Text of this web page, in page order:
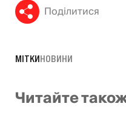
Поділитися
МІТКИНОВИНИ
Читайте